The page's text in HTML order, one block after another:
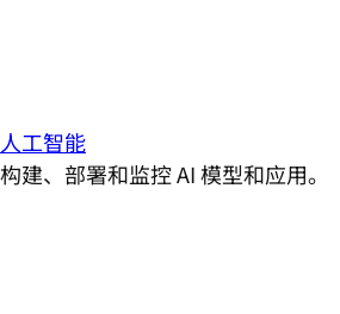
人工智能
构建、部署和监控 AI 模型和应用。